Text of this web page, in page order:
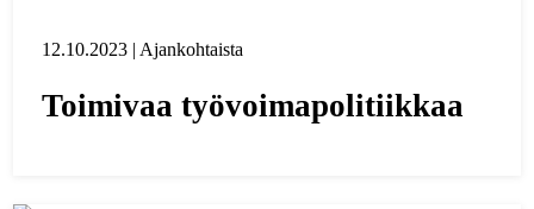
12.10.2023 | Ajankohtaista
Toimivaa työvoimapolitiikkaa